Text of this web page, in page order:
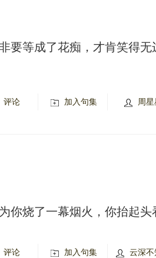
要等成了花痴，才肯笑得无
评论 加入句集 周星
你烧了一幕烟火，你抬起头
评论 加入句集 云深不